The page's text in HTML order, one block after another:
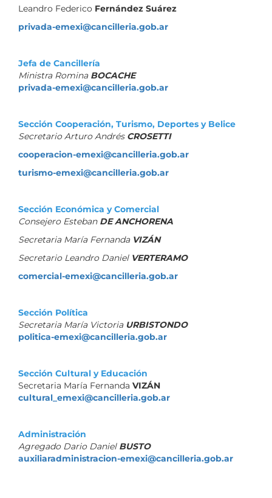
Leandro Federico Fernández Suárez
privada-emexi@cancilleria.gob.ar
Jefa de Cancillería
Ministra Romina BOCACHE
privada-emexi@cancilleria.gob.ar
Sección Cooperación, Turismo, Deportes y Belice
Secretario Arturo Andrés CROSETTI
cooperacion-emexi@cancilleria.gob.ar
turismo-emexi@cancilleria.gob.ar
Sección Económica y Comercial
Consejero Esteban DE ANCHORENA
Secretaria María Fernanda VIZÁN
Secretario Leandro Daniel VERTERAMO
comercial-emexi@cancilleria.gob.ar
Sección Política
Secretaria María Victoria URBISTONDO
politica-emexi@cancilleria.gob.ar
Sección Cultural y Educación
Secretaria María Fernanda VIZÁN
cultural_emexi@cancilleria.gob.ar
Administración
Agregado Dario Daniel BUSTO
auxiliaradministracion-emexi@cancilleria.gob.ar